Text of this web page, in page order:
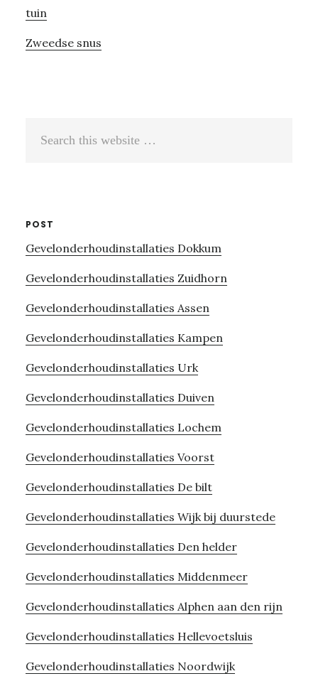
tuin
Zweedse snus
POST
Gevelonderhoudinstallaties Dokkum
Gevelonderhoudinstallaties Zuidhorn
Gevelonderhoudinstallaties Assen
Gevelonderhoudinstallaties Kampen
Gevelonderhoudinstallaties Urk
Gevelonderhoudinstallaties Duiven
Gevelonderhoudinstallaties Lochem
Gevelonderhoudinstallaties Voorst
Gevelonderhoudinstallaties De bilt
Gevelonderhoudinstallaties Wijk bij duurstede
Gevelonderhoudinstallaties Den helder
Gevelonderhoudinstallaties Middenmeer
Gevelonderhoudinstallaties Alphen aan den rijn
Gevelonderhoudinstallaties Hellevoetsluis
Gevelonderhoudinstallaties Noordwijk